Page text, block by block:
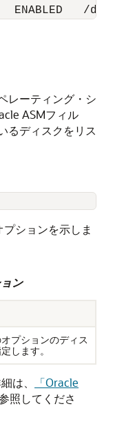
/
レーティング・シ
ASMフィル
るディスクをリス
ションを示しま
ン
プションのディス
します。
は、
「Oracle
照してくださ